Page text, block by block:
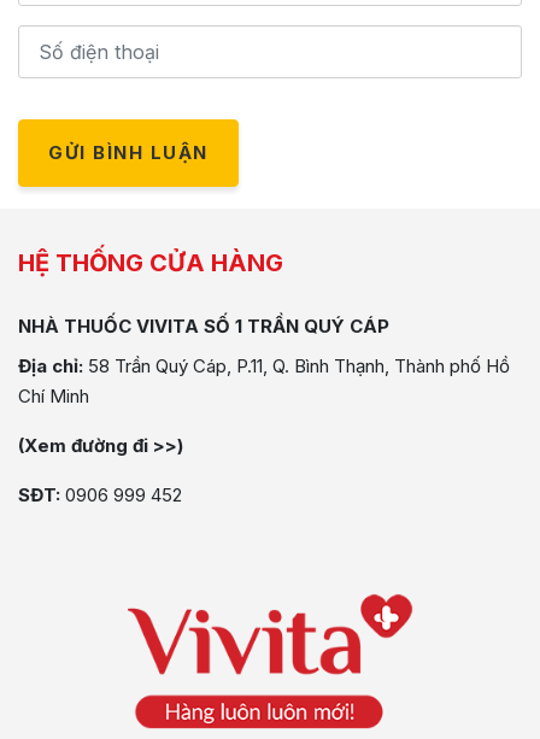
GỬI BÌNH LUẬN
HỆ THỐNG CỬA HÀNG
NHÀ THUỐC VIVITA SỐ 1 TRẦN QUÝ CÁP
Địa chỉ: 58 Trần Quý Cáp, P.11, Q. Bình Thạnh, Thành phố Hồ
Chí Minh
(Xem đường đi >>)
SĐT: 0906 999 452